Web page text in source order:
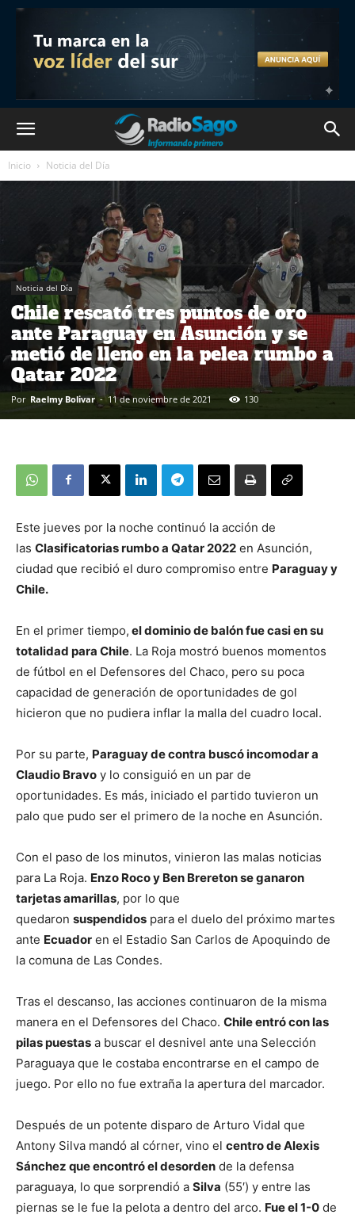
Inicio Noticia del Día
Noticia del Día
Chile rescató tres puntos de oro
ante Paraguay en Asunción y se
metió de lleno en la pelea rumbo a
Qatar 2022
Por Raelmy Bolivar - 11 de noviembre de 2021 130
Este jueves por la noche continuó la acción de
las Clasificatorias rumbo a Qatar 2022 en Asunción,
ciudad que recibió el duro compromiso entre Paraguay y
Chile.
En el primer tiempo, el dominio de balón fue casi en su
totalidad para Chile. La Roja mostró buenos momentos
de fútbol en el Defensores del Chaco, pero su poca
capacidad de generación de oportunidades de gol
hicieron que no pudiera inflar la malla del cuadro local.
Por su parte, Paraguay de contra buscó incomodar a
Claudio Bravo y lo consiguió en un par de
oportunidades. Es más, iniciado el partido tuvieron un
palo que pudo ser el primero de la noche en Asunción.
Con el paso de los minutos, vinieron las malas noticias
para La Roja. Enzo Roco y Ben Brereton se ganaron
tarjetas amarillas, por lo que
quedaron suspendidos para el duelo del próximo martes
ante Ecuador en el Estadio San Carlos de Apoquindo de
la comuna de Las Condes.
Tras el descanso, las acciones continuaron de la misma
manera en el Defensores del Chaco. Chile entró con las
pilas puestas a buscar el desnivel ante una Selección
Paraguaya que le costaba encontrarse en el campo de
juego. Por ello no fue extraña la apertura del marcador.
Después de un potente disparo de Arturo Vidal que
Antony Silva mandó al córner, vino el centro de Alexis
Sánchez que encontró el desorden de la defensa
paraguaya, lo que sorprendió a Silva (55′) y entre las
piernas se le fue la pelota a dentro del arco. Fue el 1-0 de